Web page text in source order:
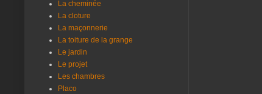
La cheminée
La cloture
La maçonnerie
La toiture de la grange
Le jardin
Le projet
Les chambres
Placo